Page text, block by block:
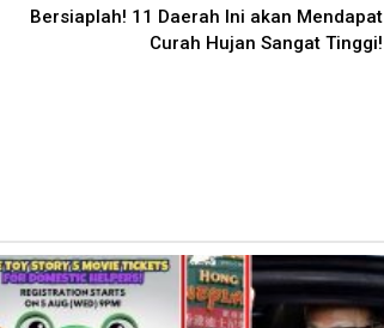
Bersiaplah! 11 Daerah Ini akan Mendapat
Curah Hujan Sangat Tinggi!